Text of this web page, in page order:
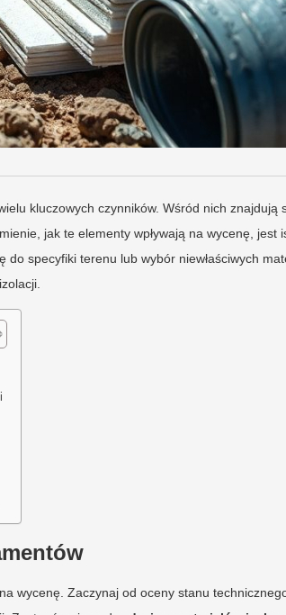
kluczowych czynników. Wśród nich znajdują
jak te elementy wpływają na wycenę, jest
specyfiki terenu lub wybór niewłaściwych
wycenę. Zaczynaj od oceny stanu